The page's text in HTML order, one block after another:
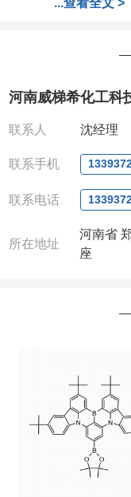
分子量：
我司对高校
全额退款,并
:0371-
微信
联系人: 沈晓
河南威梯希化工科
联系人 沈经理
联系手机
联系电话
所在地址
河南省
座